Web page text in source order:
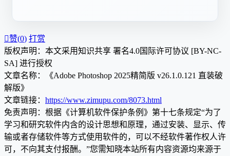
赞(0) 打赏
版权声明：本文采用知识共享 署名4.0国际许可协议 [BY-NC-
SA] 进行授权
文章名称：《Adobe Photoshop 2025精简版 v26.1.0.121 直装破
解版》
文章链接： https://www.zimupu.com/8073.html
免责声明：根据《计算机软件保护条例》第十七条规定“为了
学习和研究软件内含的设计思想和原理，通过安装、显示、传
输或者存储软件等方式使用软件的，可以不经软件著作权人许
可，不向其支付报酬。”您需知晓本站所有内容资源均来源于